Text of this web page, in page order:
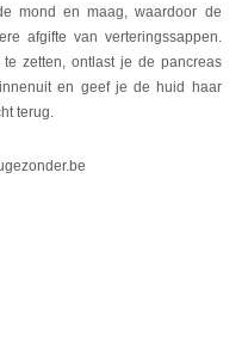
mond en maag, waardoor de
afgifte van verteringssappen.
zetten, ontlast je de pancreas
en geef je de huid haar
terug.